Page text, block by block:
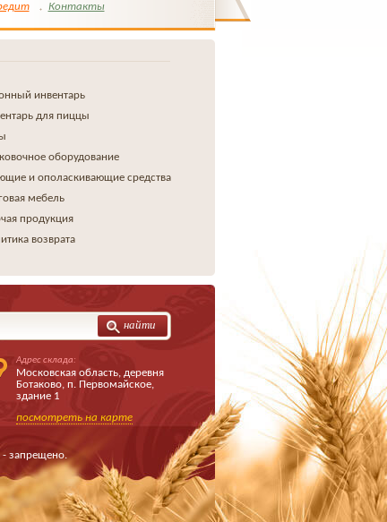
Контакты
инвентарь
для пиццы
оборудование
и ополаскивающие средства
мебель
продукция
возврата
найти
Адрес склада:
Московская область, деревня
Ботаково, п. Первомайское,
здание 1
посмотреть на карте
- запрещено.